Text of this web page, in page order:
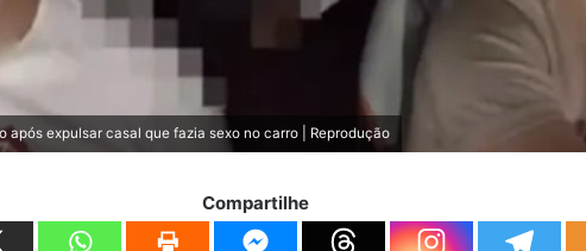
após expulsar casal que fazia sexo no carro | Reprodução
Compartilhe